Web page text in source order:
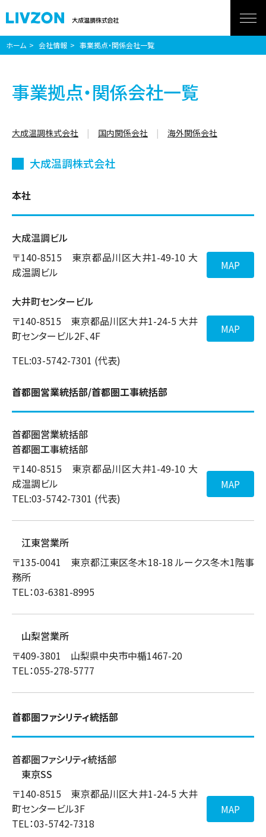
ホーム 会社情報 事業拠点・関係会社一覧
事業拠点・関係会社一覧
大成温調株式会社 国内関係会社 海外関係会社
大成温調株式会社
本社
大成温調ビル
〒140-8515 東京都品川区大井1-49-10 大
成温調ビル
MAP
大井町センタービル
〒140-8515 東京都品川区大井1-24-5 大井
町センタービル2F、4F
MAP
TEL:03-5742-7301 (代表)
首都圏営業統括部/首都圏工事統括部
首都圏営業統括部
首都圏工事統括部
〒140-8515 東京都品川区大井1-49-10 大
成温調ビル
TEL:03-5742-7301 (代表)
MAP
江東営業所
〒135-0041 東京都江東区冬木18-18 ルークス冬木1階事
務所
TEL：03-6381-8995
山梨営業所
〒409-3801 山梨県中央市中楯1467-20
TEL：055-278-5777
首都圏ファシリティ統括部
首都圏ファシリティ統括部
東京SS
〒140-8515 東京都品川区大井1-24-5 大井
町センタービル3F
TEL：03-5742-7318
MAP